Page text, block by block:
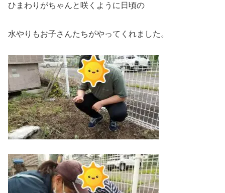
ひまわりがちゃんと咲くように日頃の
水やりもお子さんたちがやってくれました。